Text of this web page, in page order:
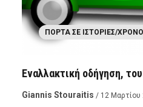
ΠΌΡΤΑ ΣΕ ΙΣΤΟΡΊΕΣ/
Εναλλακτική οδήγηση,
Giannis Stouraitis / 12 Μαρτίου